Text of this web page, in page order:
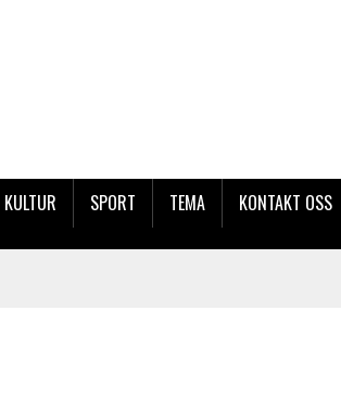
KULTUR SPORT TEMA KONTAKT OSS